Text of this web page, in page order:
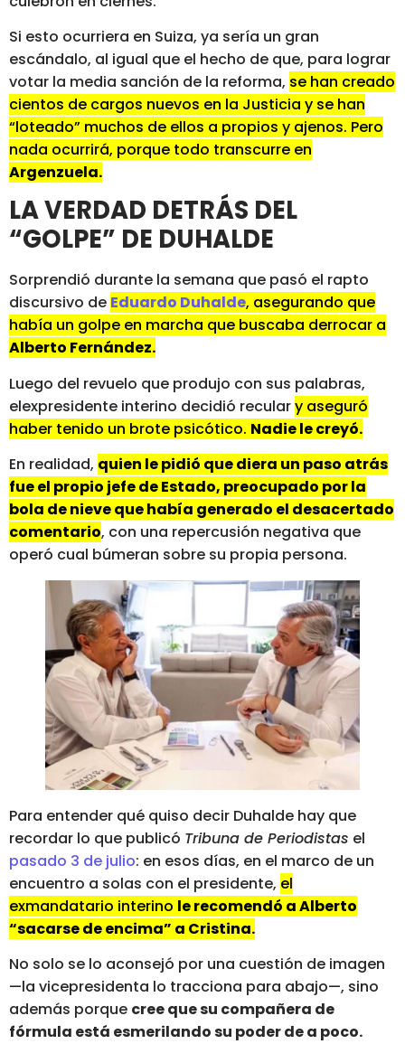
Si esto ocurriera en Suiza, ya sería un gran
escándalo, al igual que el hecho de que, para lograr
votar la media sanción de la reforma, se han creado
cientos de cargos nuevos en la Justicia y se han
“loteado” muchos de ellos a propios y ajenos. Pero
nada ocurrirá, porque todo transcurre en
Argenzuela.
LA VERDAD DETRÁS DEL
“GOLPE” DE DUHALDE
Sorprendió durante la semana que pasó el rapto
discursivo de Eduardo Duhalde, asegurando que
había un golpe en marcha que buscaba derrocar a
Alberto Fernández.
Luego del revuelo que produjo con sus palabras,
elexpresidente interino decidió reculary aseguró
haber tenido un brote psicótico. Nadie le creyó.
En realidad, quien le pidió que diera un paso atrás
fue el propio jefe de Estado, preocupado por la
bola de nieve que había generado el desacertado
comentario, con una repercusión negativa que
operó cual búmeran sobre su propia persona.
Para entender qué quiso decir Duhalde hay que
recordar lo que publicó Tribuna de Periodistas el
pasado 3 de julio: en esos días, en el marco de un
encuentro a solas con el presidente, el
exmandatario interino le recomendó a Alberto
“sacarse de encima” a Cristina.
No solo se lo aconsejó por una cuestión de imagen
—la vicepresidenta lo tracciona para abajo—, sino
además porque cree que su compañera de
fórmula está esmerilando su poder de a poco.